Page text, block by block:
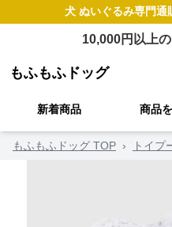
犬 ぬいぐるみ専門通
10,000円以上
もふもふドッグ
新着商品 商品
もふもふドッグ TOP › トイプ